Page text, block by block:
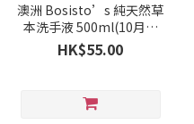
澳洲 Bosisto’s 純天然草
本洗手液 500ml(10月下
旬)
HK$55.00